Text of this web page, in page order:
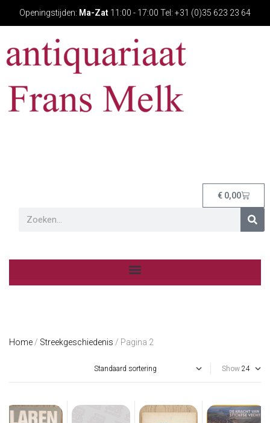
Openingstijden: Ma-Zat 11:00 - 17:00 Tel: +31 (0)35 623 23 64
€ 0,00
Home / Streekgeschiedenis / Pagina 2
Show